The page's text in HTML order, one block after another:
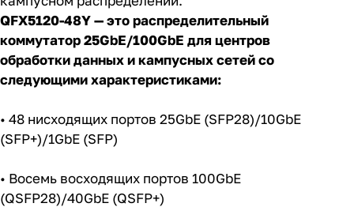
QFX5120-48Y — это распределительный
коммутатор 25GbE/100GbE для центров
обработки данных и кампусных сетей со
следующими характеристиками:
• 48 нисходящих портов 25GbE (SFP28)/10GbE
(SFP+)/1GbE (SFP)
• Восемь восходящих портов 100GbE
(QSFP28)/40GbE (QSFP+)